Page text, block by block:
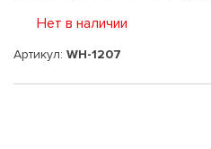
Нет в наличии
Артикул: WH-1207